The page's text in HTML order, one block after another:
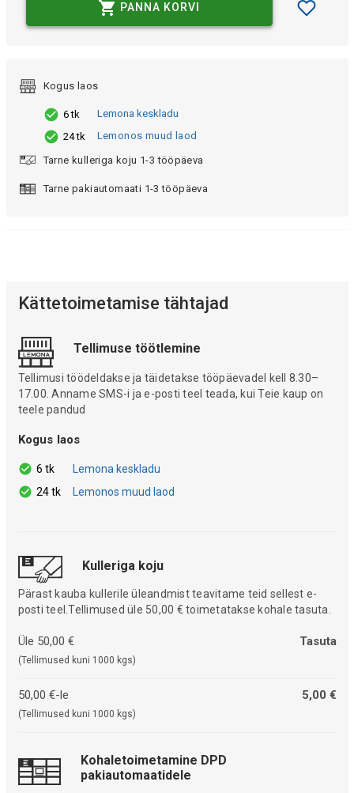
PANNA KORVI
Kogus laos
6 tk
Lemona keskladu
24 tk
Lemonos muud laod
Tarne kulleriga koju 1-3 tööpäeva
Tarne pakiautomaati 1-3 tööpäeva
Kättetoimetamise tähtajad
Tellimuse töötlemine
Tellimusi töödeldakse ja täidetakse tööpäevadel kell 8.30–
17.00. Anname SMS-i ja e-posti teel teada, kui Teie kaup on
teele pandud
Kogus laos
6 tk
Lemona keskladu
24 tk
Lemonos muud laod
Kulleriga koju
Pärast kauba kullerile üleandmist teavitame teid sellest e-
posti teel.Tellimused üle 50,00 € toimetatakse kohale tasuta.
Üle 50,00 €
(Tellimused kuni 1000 kgs)
Tasuta
50,00 €-le
(Tellimused kuni 1000 kgs)
5,00 €
Kohaletoimetamine DPD
pakiautomaatidele